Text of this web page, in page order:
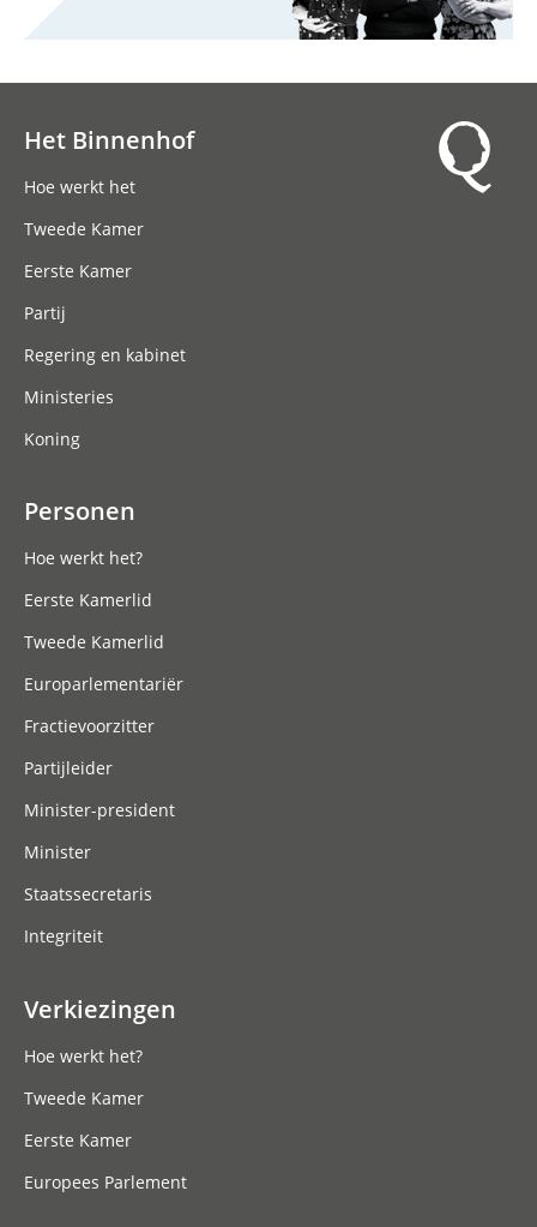
Het Binnenhof
Hoe werkt het
Tweede Kamer
Eerste Kamer
Partij
Regering en kabinet
Ministeries
Koning
Personen
Hoe werkt het?
Eerste Kamerlid
Tweede Kamerlid
Europarlementariër
Fractievoorzitter
Partijleider
Minister-president
Minister
Staatssecretaris
Integriteit
Verkiezingen
Hoe werkt het?
Tweede Kamer
Eerste Kamer
Europees Parlement